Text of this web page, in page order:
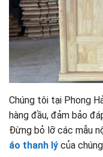
Chúng tôi tại Phong
hàng đầu, đảm bảo
Đừng bỏ lỡ các mẫu
áo thanh lý của